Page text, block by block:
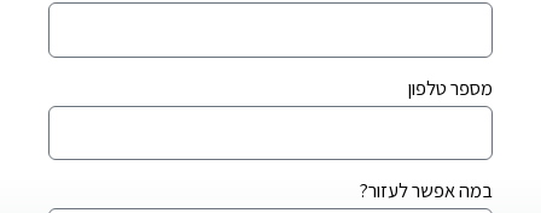
מספר טלפון
במה אפשר לעזור?